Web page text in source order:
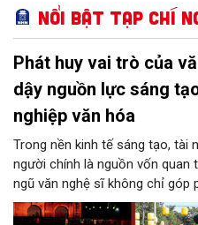
Nổi bật Tạp chí
Phát huy vai trò của
dậy nguồn lực sáng
nghiệp văn hóa
Trong nền kinh tế sáng tạo, tài
người chính là nguồn vốn quan
ngũ văn nghệ sĩ không chỉ góp
mà còn giữ vai trò trung tâm